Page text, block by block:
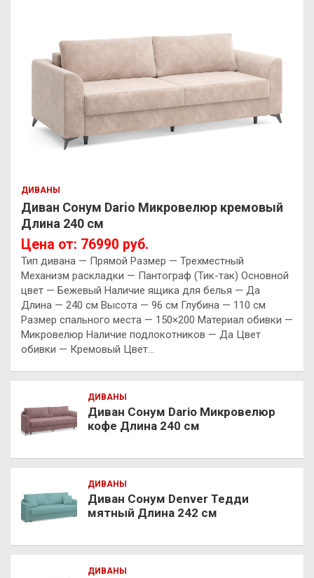
ДИВАНЫ
Диван Сонум Dario Микровелюр кремовый
Длина 240 см
Цена от: 76990 руб.
Тип дивана — Прямой Размер — Трехместный
Механизм раскладки — Пантограф (Тик-так) Основной
цвет — Бежевый Наличие ящика для белья — Да
Длина — 240 см Высота — 96 см Глубина — 110 см
Размер спального места — 150×200 Материал обивки —
Микровелюр Наличие подлокотников — Да Цвет
обивки — Кремовый Цвет…
ДИВАНЫ
Диван Сонум Dario Микровелюр
кофе Длина 240 см
ДИВАНЫ
Диван Сонум Denver Тедди
мятный Длина 242 см
ДИВАНЫ